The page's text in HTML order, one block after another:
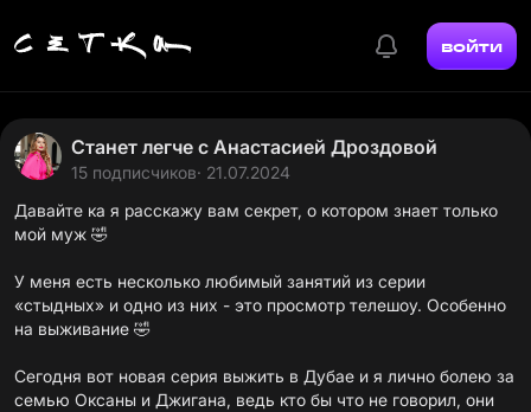
войти
Станет легче с Анастасией Дроздовой
15 подписчиков· 21.07.2024
Давайте ка я расскажу вам секрет, о котором знает только
мой муж 🤣
У меня есть несколько любимый занятий из серии
«стыдных» и одно из них - это просмотр телешоу. Особенно
на выживание 🤣
Сегодня вот новая серия выжить в Дубае и я лично болею за
семью Оксаны и Джигана, ведь кто бы что не говорил, они